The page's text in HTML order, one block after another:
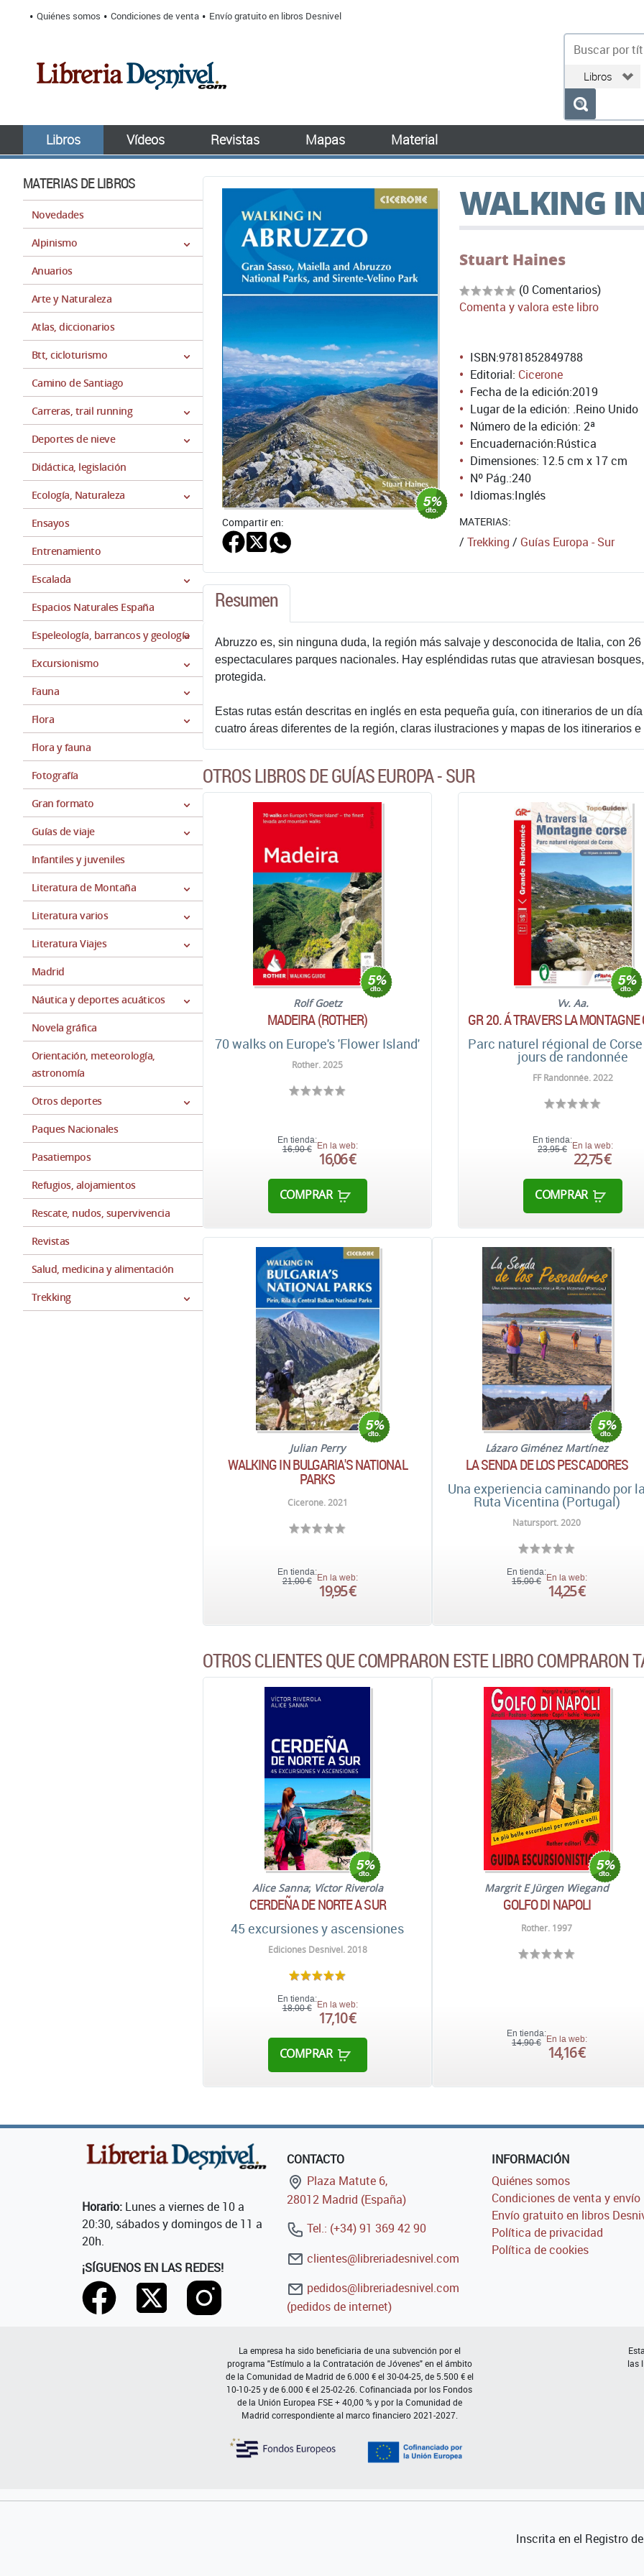
Quiénes somos Condiciones de venta Envío gratuito en libros Desnivel
Libros Vídeos Revistas Mapas Material
MATERIAS DE LIBROS
Novedades
Alpinismo
Anuarios
Arte y Naturaleza
Atlas, diccionarios
Btt, cicloturismo
Camino de Santiago
Carreras, trail running
Deportes de nieve
Didáctica, legislación
Ecología, Naturaleza
Ensayos
Entrenamiento
Escalada
Espacios Naturales España
Espeleología, barrancos y geología
Excursionismo
Fauna
Flora
Flora y fauna
Fotografía
Gran formato
Guías de viaje
Infantiles y juveniles
Literatura de Montaña
Literatura varios
Literatura Viajes
Madrid
Náutica y deportes acuáticos
Novela gráfica
Orientación, meteorología,
astronomía
Otros deportes
Paques Nacionales
Pasatiempos
Refugios, alojamientos
Rescate, nudos, supervivencia
Revistas
Salud, medicina y alimentación
Trekking
WALKING
Compartir en:
Stuart Haines
(0 Comentarios)
Comenta y valora este libro
ISBN:9781852849788
Editorial: Cicerone
Fecha de la edición:2019
Lugar de la edición: .Reino Unido
Número de la edición: 2ª
Encuadernación:Rústica
Dimensiones: 12.5 cm x 17 cm
Nº Pág.:240
Idiomas:Inglés
MATERIAS:
/ Trekking / Guías Europa - Sur
Resumen
Abruzzo es, sin ninguna duda, la región más salvaje y desconocida de Italia, con
espectaculares parques nacionales. Hay espléndidas rutas que atraviesan
protegida.
Estas rutas están descritas en inglés en esta pequeña guía, con itinerarios de un
cuatro áreas diferentes de la región, claras ilustraciones y mapas de los itinerarios
OTROS LIBROS DE GUÍAS EUROPA - SUR
Rolf Goetz
MADEIRA (ROTHER)
70 walks on Europe's 'Flower Island'
Rother. 2025
En tienda:
16,90 € En la web:
16,06 €
COMPRAR
Vv. Aa.
GR 20. Á TRAVERS LA MONTAGNE
Parc naturel régional de
jours de randonnée
FF Randonnée. 2022
En tienda:
23,95 € En la web:
22,75 €
COMPRAR
Julian Perry
WALKING IN BULGARIA'S NATIONAL
PARKS
Cicerone. 2021
En tienda:
21,00 € En la web:
19,95 €
Lázaro Giménez Martínez
LA SENDA DE LOS PESCADORES
Una experiencia caminando por
Ruta Vicentina (Portugal)
Natursport. 2020
En tienda:
15,00 € En la web:
14,25 €
OTROS CLIENTES QUE COMPRARON ESTE LIBRO COMPRARON
Alice Sanna; Víctor Riverola
CERDEÑA DE NORTE A SUR
45 excursiones y ascensiones
Ediciones Desnivel. 2018
En tienda:
18,00 € En la web:
17,10 €
COMPRAR
Margrit E Jürgen Wiegand
GOLFO DI NAPOLI
Rother. 1997
En tienda:
14,90 € En la web:
14,16 €
Horario: Lunes a viernes de 10 a
20:30, sábados y domingos de 11 a
20h.
¡SÍGUENOS EN LAS REDES!
CONTACTO
Plaza Matute 6,
28012 Madrid (España)
Tel.: (+34) 91 369 42 90
clientes@libreriadesnivel.com
pedidos@libreriadesnivel.com
(pedidos de internet)
INFORMACIÓN
Quiénes somos
Condiciones de venta y envío
Envío gratuito en libros
Política de privacidad
Política de cookies
La empresa ha sido beneficiaria de una subvención por el
programa "Estímulo a la Contratación de Jóvenes" en el ámbito
de la Comunidad de Madrid de 6.000 € el 30-04-25, de 5.500 € el
10-10-25 y de 6.000 € el 25-02-26. Cofinanciada por los Fondos
de la Unión Europea FSE + 40,00 % y por la Comunidad de
Madrid correspondiente al marco financiero 2021-2027.
las
Inscrita en el Registro